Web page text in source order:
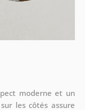
moderne et un
les côtés assure